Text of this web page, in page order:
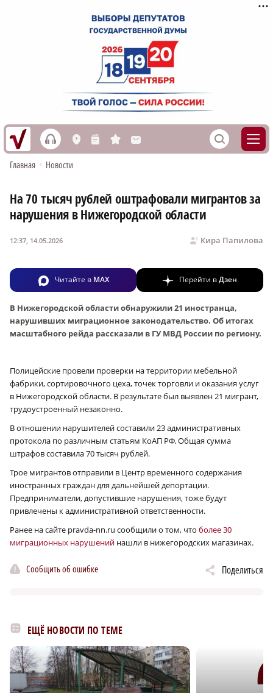
h L n s M S
Главная • Новости
На 70 тысяч рублей оштрафовали мигрантов за
нарушения в Нижегородской области
Кира Папилова
12:37, 14.05.2026
Читайте в MAX Перейти вДзен
В Нижегородской области обнаружили 21 иностранца,
нарушивших миграционное законодательство. Об итогах
масштабного рейда рассказали в ГУ МВД России по региону.
Полицейские провели проверки на территории мебельной
фабрики, сортировочного цеха, точек торговли и оказания услуг
в Нижегородской области. В результате был выявлен 21 мигрант,
трудоустроенный незаконно.
В отношении нарушителей составили 23 административных
протокола по различным статьям КоАП РФ. Общая сумма
штрафов составила 70 тысяч рублей.
Трое мигрантов отправили в Центр временного содержания
иностранных граждан для дальнейшей депортации.
Предприниматели, допустившие нарушения, тоже будут
привлечены к административной ответственности.
Ранее на сайте pravda-nn.ru сообщили о том, что более 30
миграционных нарушений нашли в нижегородских магазинах.
Сообщить об ошибке Поделиться
ЕЩЁ НОВОСТИ ПО ТЕМЕ